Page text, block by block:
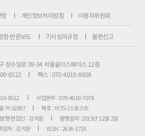
개인정보처리방침 이용자위원회
정·반론보도 기사심의규정 불편신고
성수일로 39-34 서울숲더스페이스 12층
6522
팩스 : 070-4015-8658
8512
사업본부 : 070-4010-7078
아 02897
제호 : 비즈니스포스트
발행·편집인 : 강석운
발행일자: 2013년 12월 2일
임자 : 강석운
ISSN : 2636-171X